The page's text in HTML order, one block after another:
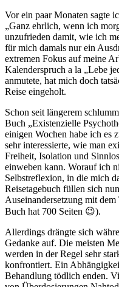
Vor ein paar Monaten sagte
„Ganz ehrlich, wenn ich
unzufrieden damit, wie ich
für mich damals nur ein
extremen Fokus auf meine
Kalenderspruch a la „Lebe
anmutete, hat mich doch
Reise eingeholt.
Schon seit längerem
Buch „Existenzielle
einigen Wochen habe ich es
sehr interessierte, wie man
Freiheit, Isolation und
einweben kann. Worauf ich
Selbstreflexion, in die mich
Reisetagebuch füllen sich
Auseinandersetzung mit
Buch hat 700 Seiten 😉).
Allerdings drängte sich
Gedanke auf. Die meisten
werden in der Regel sehr
konfrontiert. Ein
Behandlung tödlich enden.